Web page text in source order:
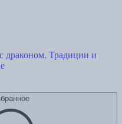
драконом. Традиции и